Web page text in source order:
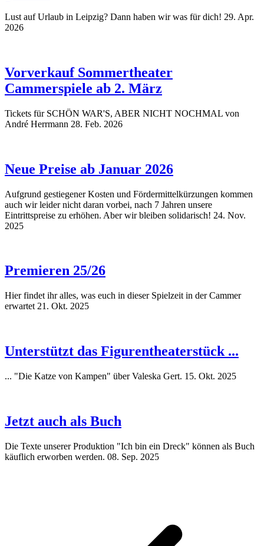
Lust auf Urlaub in Leipzig? Dann haben wir was für dich! 29. Apr.
2026
Vorverkauf Sommertheater
Cammerspiele ab 2. März
Tickets für SCHÖN WAR'S, ABER NICHT NOCHMAL von
André Herrmann 28. Feb. 2026
Neue Preise ab Januar 2026
Aufgrund gestiegener Kosten und Fördermittelkürzungen kommen
auch wir leider nicht daran vorbei, nach 7 Jahren unsere
Eintrittspreise zu erhöhen. Aber wir bleiben solidarisch! 24. Nov.
2025
Premieren 25/26
Hier findet ihr alles, was euch in dieser Spielzeit in der Cammer
erwartet 21. Okt. 2025
Unterstützt das Figurentheaterstück ...
... "Die Katze von Kampen" über Valeska Gert. 15. Okt. 2025
Jetzt auch als Buch
Die Texte unserer Produktion "Ich bin ein Dreck" können als Buch
käuflich erworben werden. 08. Sep. 2025